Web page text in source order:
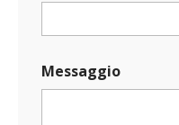
a
r
Messaggio